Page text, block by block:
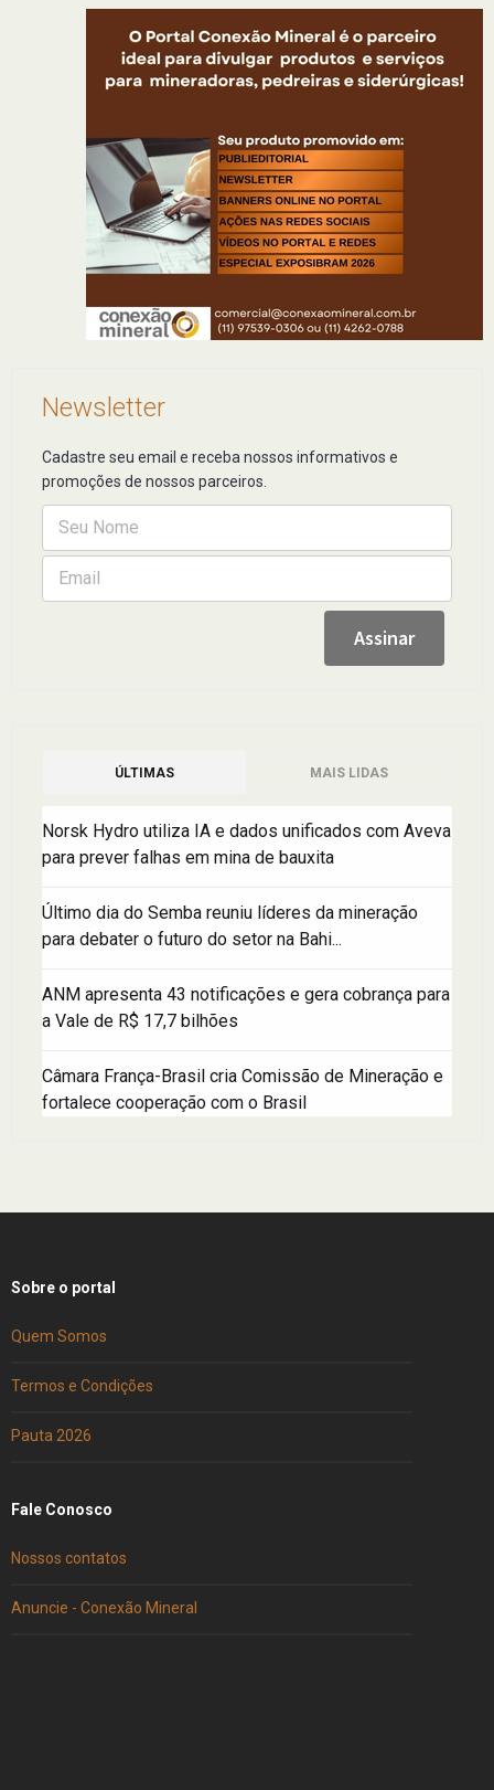
Newsletter
Cadastre seu email e receba nossos informativos e
promoções de nossos parceiros.
ÚLTIMAS MAIS LIDAS
Norsk Hydro utiliza IA e dados unificados com Aveva
para prever falhas em mina de bauxita
Último dia do Semba reuniu líderes da mineração
para debater o futuro do setor na Bahi...
ANM apresenta 43 notificações e gera cobrança para
a Vale de R$ 17,7 bilhões
Câmara França-Brasil cria Comissão de Mineração e
fortalece cooperação com o Brasil
Sobre o portal
Quem Somos
Termos e Condições
Pauta 2026
Fale Conosco
Nossos contatos
Anuncie - Conexão Mineral